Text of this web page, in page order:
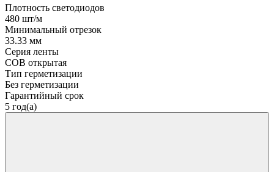
Плотность светодиодов
480 шт/м
Минимальный отрезок
33.33 мм
Серия ленты
COB открытая
Тип герметизации
Без герметизации
Гарантийный срок
5 год(а)